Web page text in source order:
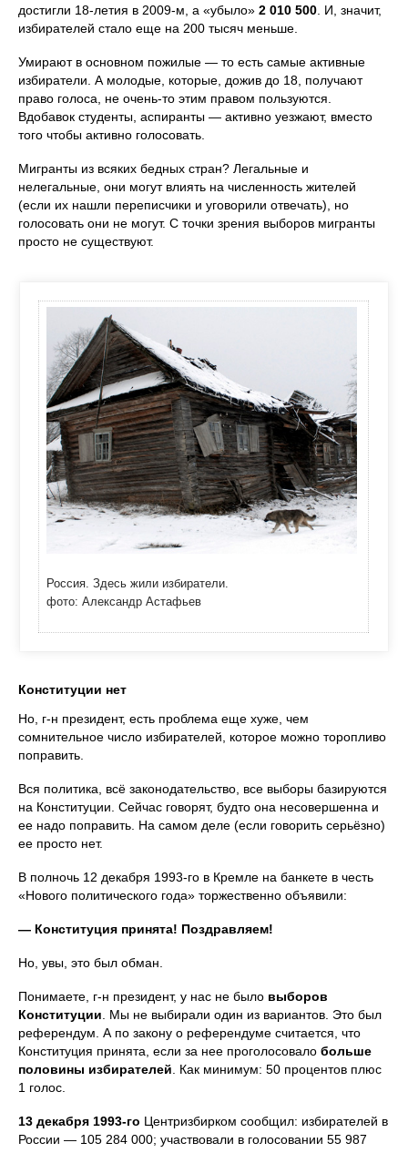
достигли 18-летия в 2009-м, а «убыло» 2 010 500 . И, значит,
избирателей стало еще на 200 тысяч меньше.
Умирают в основном пожилые — то есть самые активные
избиратели. А молодые, которые, дожив до 18, получают
право голоса, не очень-то этим правом пользуются.
Вдобавок студенты, аспиранты — активно уезжают, вместо
того чтобы активно голосовать.
Мигранты из всяких бедных стран? Легальные и
нелегальные, они могут влиять на численность жителей
(если их нашли переписчики и уговорили отвечать), но
голосовать они не могут. С точки зрения выборов мигранты
просто не существуют.
Россия. Здесь жили избиратели.
фото: Александр Астафьев
Конституции нет
Но, г-н президент, есть проблема еще хуже, чем
сомнительное число избирателей, которое можно торопливо
поправить.
Вся политика, всё законодательство, все выборы базируются
на Конституции. Сейчас говорят, будто она несовершенна и
ее надо поправить. На самом деле (если говорить серьёзно)
ее просто нет.
В полночь 12 декабря 1993-го в Кремле на банкете в честь
«Нового политического года» торжественно объявили:
— Конституция принята! Поздравляем!
Но, увы, это был обман.
Понимаете, г-н президент, у нас не было выборов
Конституции . Мы не выбирали один из вариантов. Это был
референдум. А по закону о референдуме считается, что
Конституция принята, если за нее проголосовало больше
половины избирателей . Как минимум: 50 процентов плюс
1 голос.
13 декабря 1993-го Центризбирком сообщил: избирателей в
России — 105 284 000; участвовали в голосовании 55 987